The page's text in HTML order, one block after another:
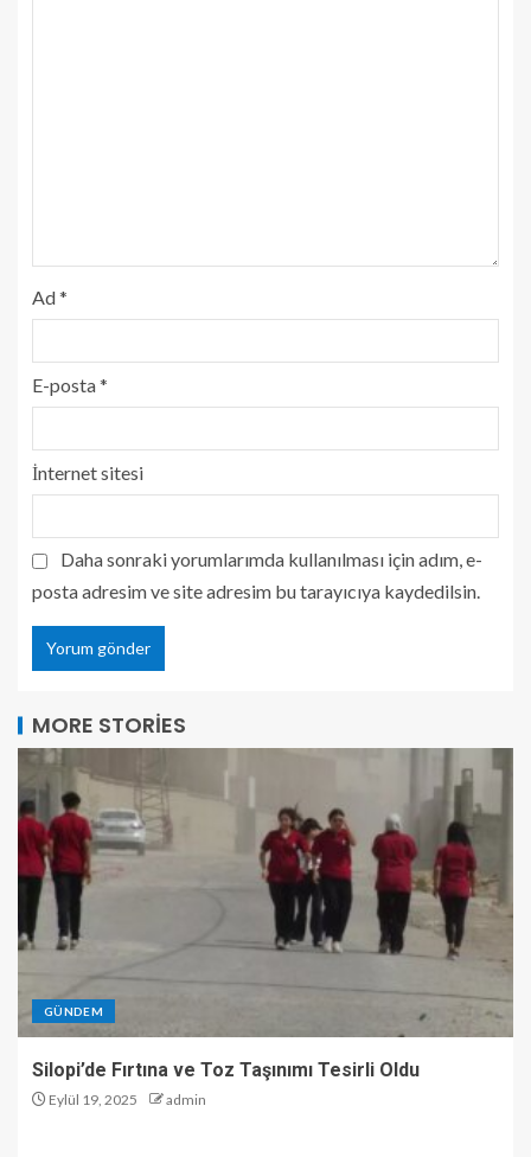
Ad*
E-posta*
İnternet sitesi
Daha sonraki yorumlarımda kullanılması için adım, e-
posta adresim ve site adresim bu tarayıcıya kaydedilsin.
MORE STORIES
GÜNDEM
Silopi’de Fırtına ve Toz Taşınımı Tesirli Oldu
Eylül 19, 2025 admin